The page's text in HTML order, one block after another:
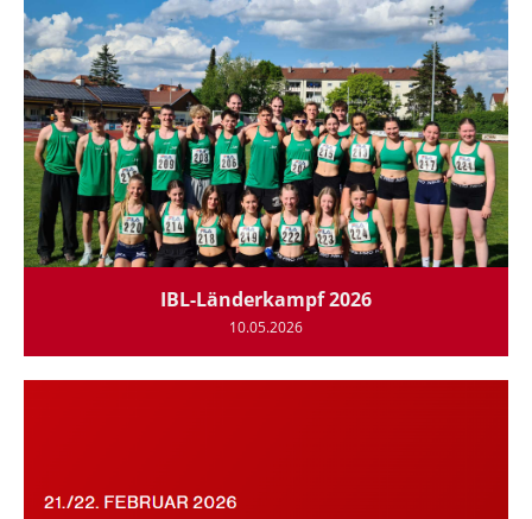
IBL-Länderkampf 2026
10.05.2026